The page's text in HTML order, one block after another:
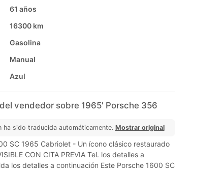
61 años
16300 km
Gasolina
Manual
Azul
vendedor sobre 1965' Porsche 356
ha sido traducida automáticamente. Mostrar original
SC 1965 Cabriolet - Un ícono clásico restaurado
CON CITA PREVIA Tel. los detalles a
los detalles a continuación Este Porsche 1600 SC